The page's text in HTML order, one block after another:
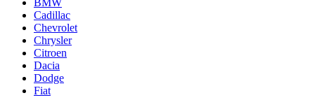
BMW
Cadillac
Chevrolet
Chrysler
Citroen
Dacia
Dodge
Fiat